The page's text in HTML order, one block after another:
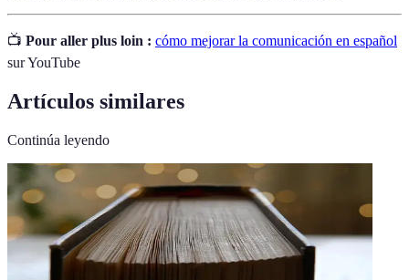
📺 Pour aller plus loin : cómo mejorar la comunicación en español
sur YouTube
Artículos similares
Continúa leyendo